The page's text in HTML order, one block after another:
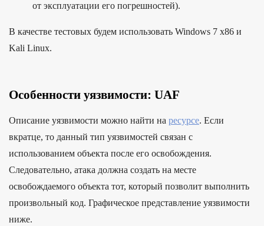
от эксплуатации его погрешностей).
В качестве тестовых будем использовать Windows 7 x86 и
Kali Linux.
Особенности уязвимости: UAF
Описание уязвимости можно найти на ресурсе. Если
вкратце, то данный тип уязвимостей связан с
использованием объекта после его освобождения.
Следовательно, атака должна создать на месте
освобождаемого объекта тот, который позволит выполнить
произвольный код. Графическое представление уязвимости
ниже.